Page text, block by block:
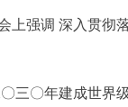
强调 深入贯彻
三〇年建成世界